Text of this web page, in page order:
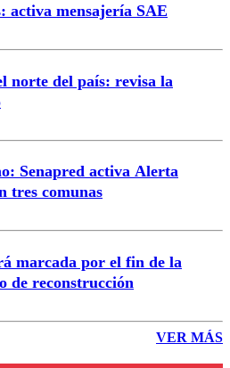
activa mensajería SAE
norte del país: revisa la
Senapred activa Alerta
tres comunas
marcada por el fin de la
de reconstrucción
VER MÁS